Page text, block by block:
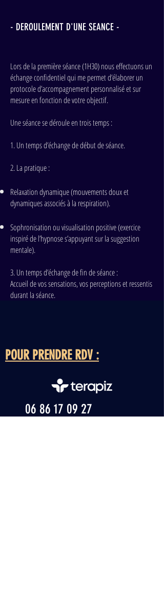
- DEROULEMENT D'UNE SEANCE -
Lors de la première séance (1H30) nous effectuons un
échange confidentiel qui me permet d’élaborer un
protocole d’accompagnement personnalisé et sur
mesure en fonction de votre objectif.
Une séance se déroule en trois temps :
1. Un temps d’échange de début de séance.
2. La pratique :
Relaxation dynamique (mouvements doux et
dynamiques associés à la respiration).
Sophronisation ou visualisation positive (exercice
inspiré de l’hypnose s’appuyant sur la suggestion
mentale).
3. Un temps d’échange de fin de séance :
Accueil de vos sensations, vos perceptions et ressentis
durant la séance.
POUR PRENDRE RDV :
06 86 17 09 27